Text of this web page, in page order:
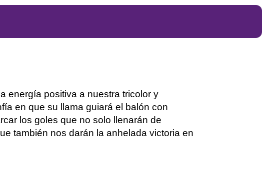
energía positiva a nuestra tricolor y
en que su llama guiará el balón con
los goles que no solo llenarán de
también nos darán la anhelada victoria en